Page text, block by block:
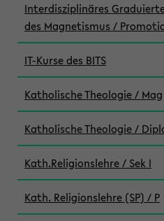
Interdisziplinäres
des Magnetismus /
IT-Kurse des BITS
Katholische Theologie / Mag
Katholische Theologie /
Kath.Religionslehre / Sek I
Kath. Religionslehre (SP) / P